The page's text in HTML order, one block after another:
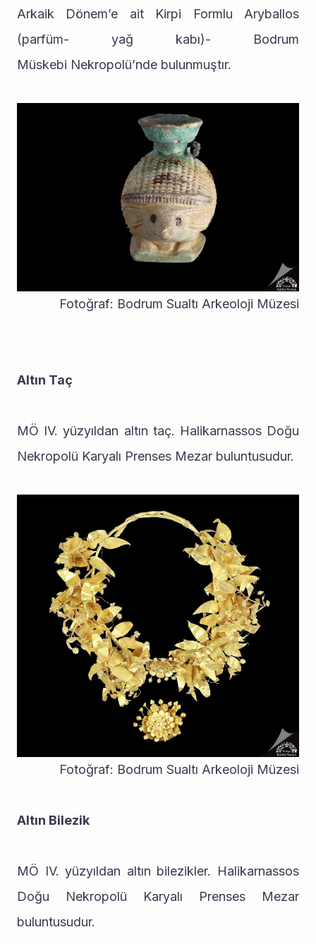
Arkaik Dönem’e ait Kirpi Formlu Aryballos
(parfüm- yağ kabı)- Bodrum
Müskebi Nekropolü’nde bulunmuştır.
Fotoğraf: Bodrum Sualtı Arkeoloji Müzesi
Altın Taç
MÖ IV. yüzyıldan altın taç. Halikarnassos Doğu
Nekropolü Karyalı Prenses Mezar buluntusudur.
Fotoğraf: Bodrum Sualtı Arkeoloji Müzesi
Altın Bilezik
MÖ IV. yüzyıldan altın bilezikler. Halikarnassos
Doğu Nekropolü Karyalı Prenses Mezar
buluntusudur.